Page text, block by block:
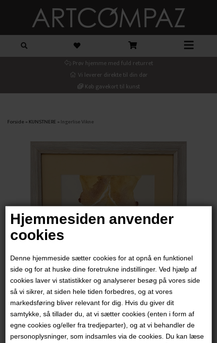
Hjemmesiden anvender
cookies
Denne hjemmeside sætter cookies for at opnå en funktionel
side og for at huske dine foretrukne indstillinger. Ved hjælp af
cookies laver vi statistikker og analyserer besøg på vores side
så vi sikrer, at siden hele tiden forbedres, og at vores
markedsføring bliver relevant for dig. Hvis du giver dit
samtykke, så tillader du, at vi sætter cookies (enten i form af
egne cookies og/eller fra tredjeparter), og at vi behandler de
personoplysninger, som indsamles via de cookies. Du kan læse
Prøv hjemme med fuld returret
Vi leverer direkte til din dør
Køb gavekort til kunst
Forside »KUNSTNERE »Ingerlise Vikne